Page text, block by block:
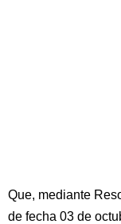
Que, mediante
de fecha 03 de